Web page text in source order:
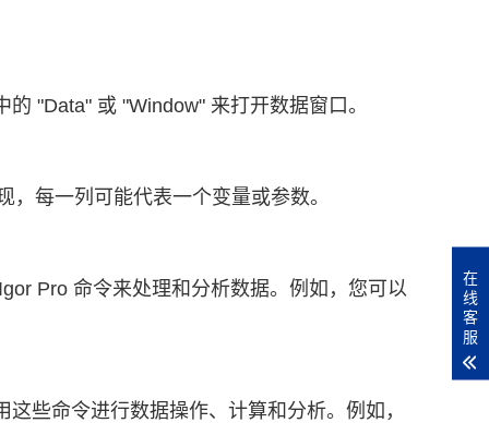
"Data" 或 "Window" 来打开数据窗口。
每一列可能代表一个变量或参数。
Pro 命令来处理和分析数据。例如，您可以
些命令进行数据操作、计算和分析。例如，
在
线
客
服